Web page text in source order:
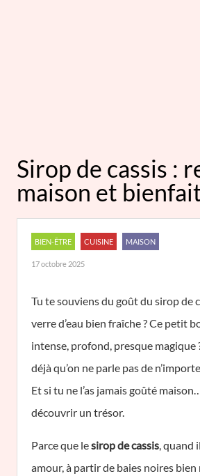
Sirop de cassis :
maison et
BIEN-ÊTRE CUISINE MAISON
17 octobre 2025
Tu te souviens du goût du sirop de
verre d’eau bien fraîche ? Ce petit
intense, profond, presque magique
déjà qu’on ne parle pas de
Et si tu ne l’as jamais goûté
découvrir un trésor.
Parce que lesirop de cassis, quand
amour, à partir de baies noires bien